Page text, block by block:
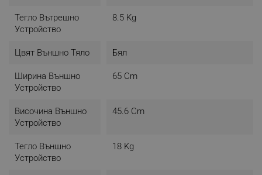
- Цвят: Бял
Тегло Вътрешно
Устройство
8.5 Kg
Цвят Външно Тяло Бял
Ширина Външно
Устройство
65 Cm
Височина Външно
Устройство
45.6 Cm
Тегло Външно
Устройство
18 Kg